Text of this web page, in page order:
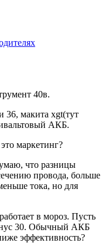
40в.
36, макита xgt(тут
АКБ.
маркетинг?
что разницы
провода, больше
тока, но для
в мороз. Пусть
30. Обычный АКБ
эффективность?